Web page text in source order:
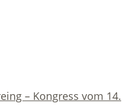
– Kongress vom 14.